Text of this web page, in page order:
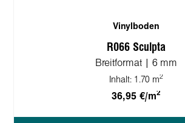
Vinylboden
R066 Sculpta
Breitformat | 6 mm
Inhalt: 1.70 m2
36,95 €/m2